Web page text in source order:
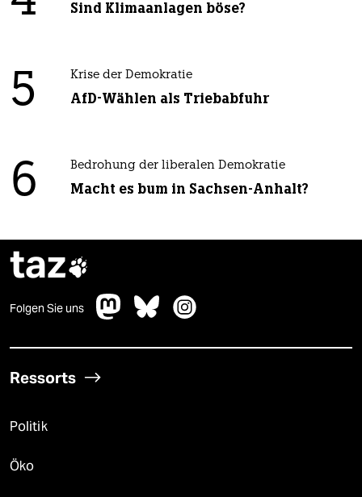
Sind Klimaanlagen böse?
5 Krise der Demokratie
AfD-Wählen als Triebabfuhr
6 Bedrohung der liberalen Demokratie
Macht es bum in Sachsen-Anhalt?
taz
Folgen Sie uns
Ressorts
Politik
Öko